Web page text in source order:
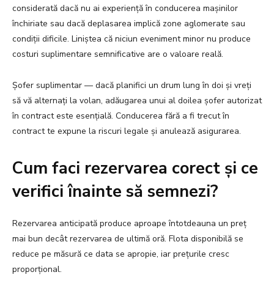
considerată dacă nu ai experiență în conducerea mașinilor
închiriate sau dacă deplasarea implică zone aglomerate sau
condiții dificile. Liniștea că niciun eveniment minor nu produce
costuri suplimentare semnificative are o valoare reală.
Șofer suplimentar — dacă planifici un drum lung în doi și vreți
să vă alternați la volan, adăugarea unui al doilea șofer autorizat
în contract este esențială. Conducerea fără a fi trecut în
contract te expune la riscuri legale și anulează asigurarea.
Cum faci rezervarea corect și ce
verifici înainte să semnezi?
Rezervarea anticipată produce aproape întotdeauna un preț
mai bun decât rezervarea de ultimă oră. Flota disponibilă se
reduce pe măsură ce data se apropie, iar prețurile cresc
proporțional.